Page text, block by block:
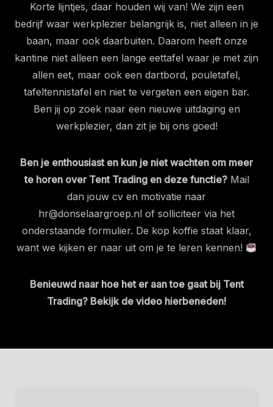
Korte lijntjes, daar houden wij van! We zijn een
bedrijf waar werkplezier belangrijk is, niet alleen in je
baan, maar ook daarbuiten. Daarom heeft onze
kantine niet alleen een lange eettafel waar je met zijn
allen eet, maar ook een dartbord, pouletafel,
tafeltennistafel en niet te vergeten een eigen bar.
Ben jij op zoek naar een nieuwe uitdaging en
werkplezier, dan zit je bij ons goed!
Ben je enthousiast en kun je niet wachten om meer
te horen over Tent Trading en deze functie?Mail
dan jouw cv en motivatie naar
hr@donselaargroep.nl of solliciteer via het
onderstaande formulier. De kop koffie staat klaar,
want we kijken er naar uit om je te leren kennen!
Benieuwd naar hoe het er aan toe gaat bij Tent
Trading? Bekijk de video hierbeneden!
Video